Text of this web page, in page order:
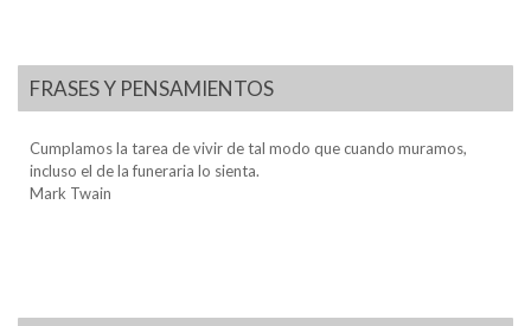
FRASES Y PENSAMIENTOS
Cumplamos la tarea de vivir de tal modo que cuando muramos,
incluso el de la funeraria lo sienta.
Mark Twain